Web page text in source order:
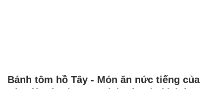
Bánh tôm hồ Tây - Món ăn nức tiếng của